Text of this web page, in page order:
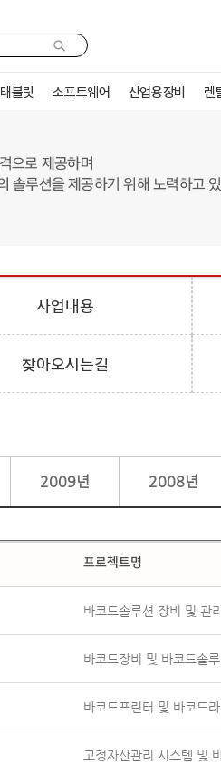
태블릿 소프트웨어 산업용장비 렌
사업내용
찾아오시는길
2009년 2008년
프로젝트명
바코드솔루션 장비 및 관
바코드장비 및 바코드솔
바코드프린터 및 바코드
고정자산관리 시스템 및